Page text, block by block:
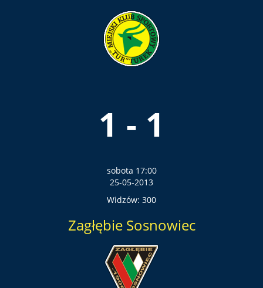
1 - 1
sobota 17:00
25-05-2013
Widzów: 300
Zagłębie Sosnowiec